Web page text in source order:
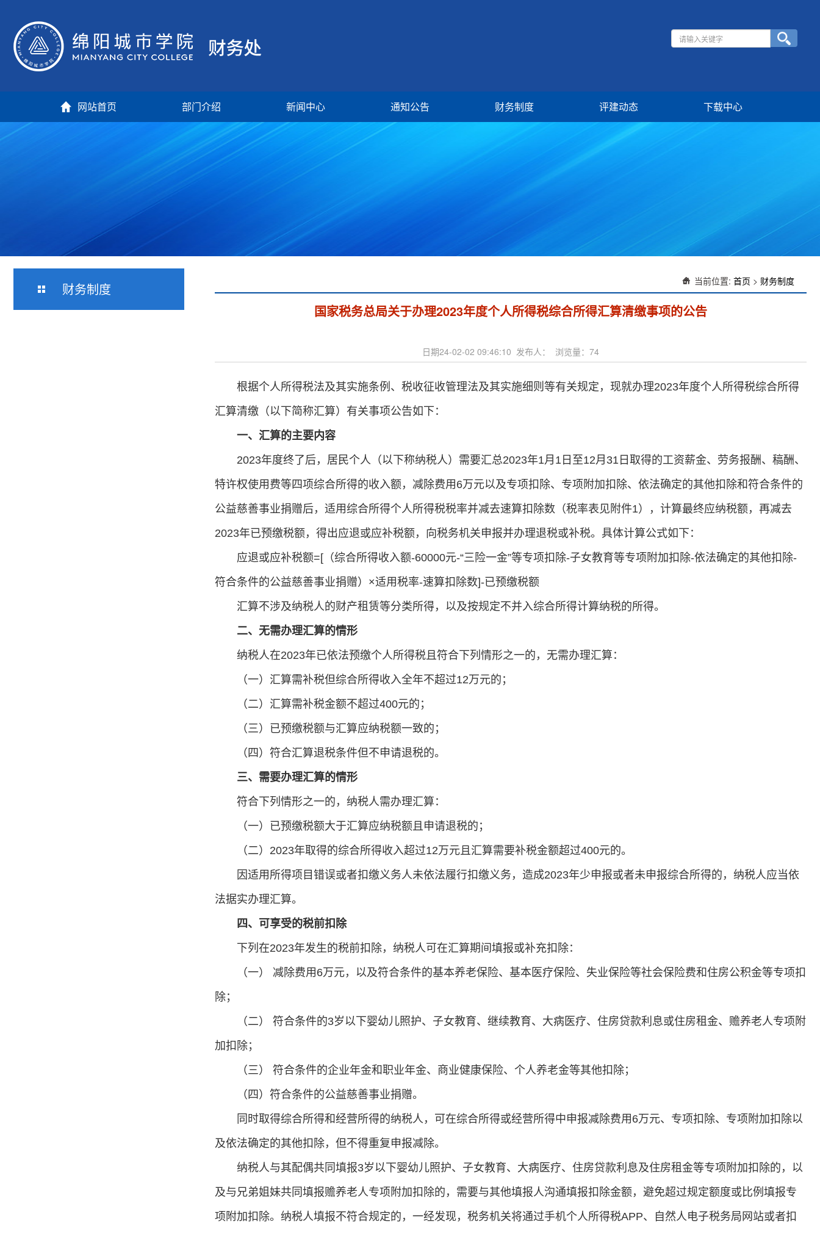
网站首页 部门介绍 新闻中心 通知公告 财务制度 评建动态 下载中心
财务制度 当前位置: 首页 > 财务制度
国家税务总局关于办理2023年度个人所得税综合所得汇算清缴事项的公告
日期24-02-02 09:46:10 发布人： 浏览量： 74
根据个人所得税法及其实施条例、税收征收管理法及其实施细则等有关规定，现就办理2023年度个人所得税综合所得
汇算清缴（以下简称汇算）有关事项公告如下：
一、汇算的主要内容
2023年度终了后，居民个人（以下称纳税人）需要汇总2023年1月1日至12月31日取得的工资薪金、劳务报酬、稿酬、
特许权使用费等四项综合所得的收入额，减除费用6万元以及专项扣除、专项附加扣除、依法确定的其他扣除和符合条件的
公益慈善事业捐赠后，适用综合所得个人所得税税率并减去速算扣除数（税率表见附件1），计算最终应纳税额，再减去
2023年已预缴税额，得出应退或应补税额，向税务机关申报并办理退税或补税。具体计算公式如下：
应退或应补税额=[（综合所得收入额-60000元-“三险一金”等专项扣除-子女教育等专项附加扣除-依法确定的其他扣除-
符合条件的公益慈善事业捐赠）×适用税率-速算扣除数]-已预缴税额
汇算不涉及纳税人的财产租赁等分类所得，以及按规定不并入综合所得计算纳税的所得。
二、无需办理汇算的情形
纳税人在2023年已依法预缴个人所得税且符合下列情形之一的，无需办理汇算：
（一）汇算需补税但综合所得收入全年不超过12万元的；
（二）汇算需补税金额不超过400元的；
（三）已预缴税额与汇算应纳税额一致的；
（四）符合汇算退税条件但不申请退税的。
三、需要办理汇算的情形
符合下列情形之一的，纳税人需办理汇算：
（一）已预缴税额大于汇算应纳税额且申请退税的；
（二）2023年取得的综合所得收入超过12万元且汇算需要补税金额超过400元的。
因适用所得项目错误或者扣缴义务人未依法履行扣缴义务，造成2023年少申报或者未申报综合所得的，纳税人应当依
法据实办理汇算。
四、可享受的税前扣除
下列在2023年发生的税前扣除，纳税人可在汇算期间填报或补充扣除：
（一） 减除费用6万元，以及符合条件的基本养老保险、基本医疗保险、失业保险等社会保险费和住房公积金等专项扣
除；
（二） 符合条件的3岁以下婴幼儿照护、子女教育、继续教育、大病医疗、住房贷款利息或住房租金、赡养老人专项附
加扣除；
（三） 符合条件的企业年金和职业年金、商业健康保险、个人养老金等其他扣除；
（四）符合条件的公益慈善事业捐赠。
同时取得综合所得和经营所得的纳税人，可在综合所得或经营所得中申报减除费用6万元、专项扣除、专项附加扣除以
及依法确定的其他扣除，但不得重复申报减除。
纳税人与其配偶共同填报3岁以下婴幼儿照护、子女教育、大病医疗、住房贷款利息及住房租金等专项附加扣除的，以
及与兄弟姐妹共同填报赡养老人专项附加扣除的，需要与其他填报人沟通填报扣除金额，避免超过规定额度或比例填报专
项附加扣除。纳税人填报不符合规定的，一经发现，税务机关将通过手机个人所得税APP、自然人电子税务局网站或者扣